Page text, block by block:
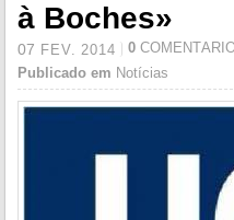
à Boches»
07 FEV. 2014 0
Publicado em Notícias